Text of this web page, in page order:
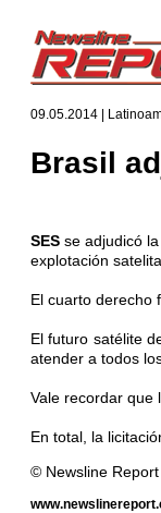
09.05.2014 |
Brasil
SES se adjudicó
explotación
El cuarto derecho
El futuro satélite
atender a todos
Vale recordar que
En total, la
© Newsline